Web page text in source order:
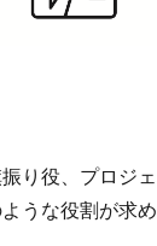
り役、プロジ
うな役割が求